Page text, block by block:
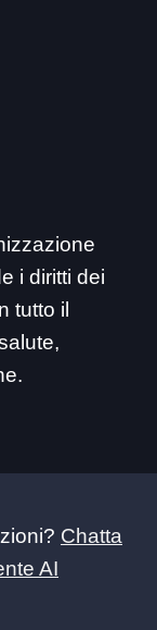
i diritti dei
tutto il
Chatta
AI